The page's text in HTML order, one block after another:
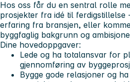
Hos oss får du en sentral rolle
prosjekter fra idé til ferdigstillelse
erfaring fra bransjen, eller
byggfaglig bakgrunn og
Dine hovedoppgaver:
Lede og ha totalansvar for
gjennomføring av
Bygge gode relasjoner og